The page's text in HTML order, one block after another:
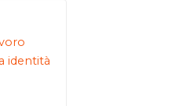
identità